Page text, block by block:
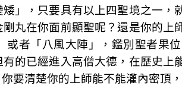
」，只要具有以上四聖境之一
剛丸在你面前顯聖呢？還是你的
或者「八風大陣」，鑑別聖者果
的已經進入高僧大德，在歷史
要清楚你的上師能不能灌內密頂